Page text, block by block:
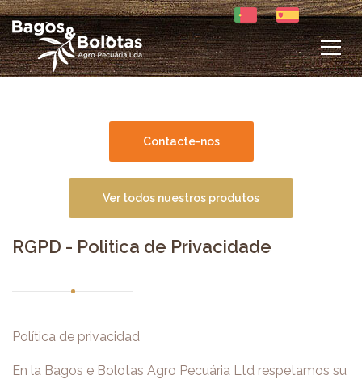
Toggle
Contacte-nos
Ver todos nuestros produtos
RGPD - Politica de Privacidade
Política de privacidad
En la Bagos e Bolotas Agro Pecuária Ltd respetamos su